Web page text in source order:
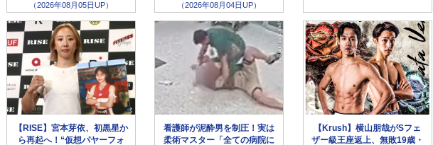
（2026年08月05日UP） （2026年08月04日UP）
【RISE】宮本芽依、初黒星か
ら再起へ！“仮想パヤーフォ
看護師が泥酔男を制圧！実は
柔術マスター「全ての病院に
【Krush】横山朋哉がSフェ
ザー級王座返上、無敗19歳・